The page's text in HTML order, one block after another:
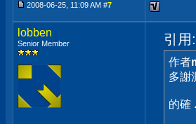
2008-06-25, 11:09 AM #7
lobben
Senior Member 引用:
作者
多謝
的確